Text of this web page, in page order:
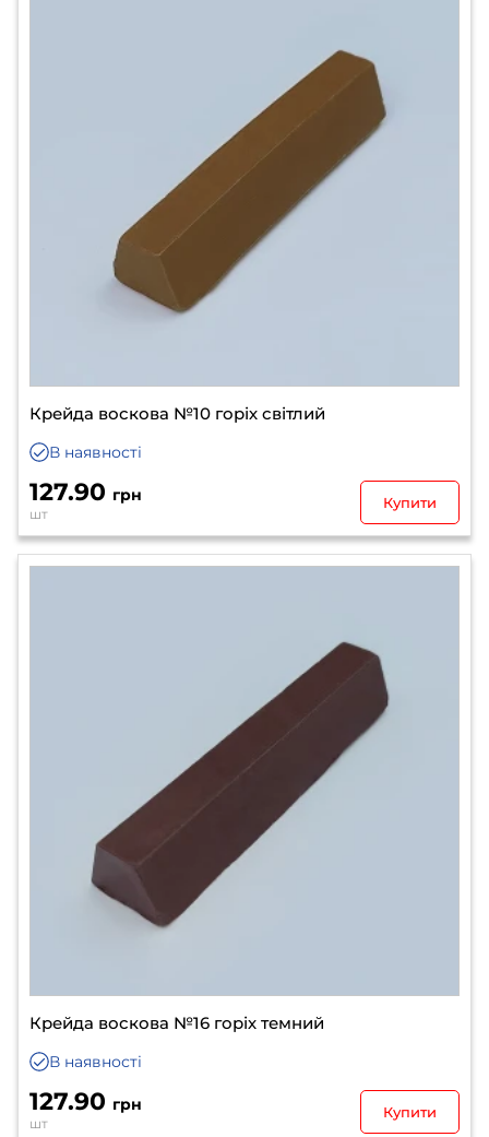
Крейда воскова №10 горіх світлий
В наявності
127.90 грн
шт
Купити
Крейда воскова №16 горіх темний
В наявності
127.90 грн
шт
Купити